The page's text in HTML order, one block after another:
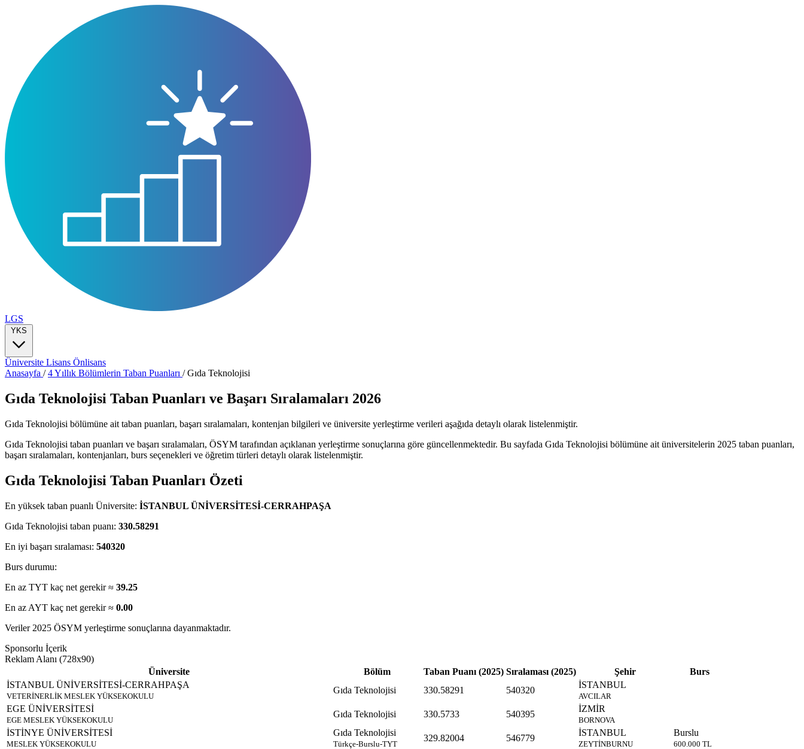
LGS
YKS
Üniversite Lisans Önlisans
Anasayfa /4 Yıllık Bölümlerin Taban Puanları /Gıda Teknolojisi
Gıda Teknolojisi Taban Puanları ve Başarı Sıralamaları 2026
Gıda Teknolojisi bölümüne ait taban puanları, başarı sıralamaları, kontenjan bilgileri ve üniversite yerleştirme verileri aşağıda detaylı olarak listelenmiştir.
Gıda Teknolojisi taban puanları ve başarı sıralamaları, ÖSYM tarafından açıklanan yerleştirme sonuçlarına göre güncellenmektedir. Bu sayfada Gıda Teknolojisi bölümüne ait üniversitelerin 2025 taban puanları,
başarı sıralamaları, kontenjanları, burs seçenekleri ve öğretim türleri detaylı olarak listelenmiştir.
Gıda Teknolojisi Taban Puanları Özeti
En yüksek taban puanlı Üniversite: İSTANBUL ÜNİVERSİTESİ-CERRAHPAŞA
Gıda Teknolojisi taban puanı: 330.58291
En iyi başarı sıralaması: 540320
Burs durumu:
En az TYT kaç net gerekir ≈ 39.25
En az AYT kaç net gerekir ≈ 0.00
Veriler 2025 ÖSYM yerleştirme sonuçlarına dayanmaktadır.
Sponsorlu İçerik
Reklam Alanı (728x90)
Üniversite
Bölüm Taban Puanı (2025) Sıralaması (2025) Şehir
Burs
İSTANBUL ÜNİVERSİTESİ-CERRAHPAŞA
VETERİNERLİK MESLEK YÜKSEKOKULU
Gıda Teknolojisi 330.58291 540320
İSTANBUL
AVCILAR
EGE ÜNİVERSİTESİ
EGE MESLEK YÜKSEKOKULU
Gıda Teknolojisi 330.5733 540395
İZMİR
BORNOVA
İSTİNYE ÜNİVERSİTESİ
MESLEK YÜKSEKOKULU
Gıda Teknolojisi
Türkçe-Burslu-TYT
329.82004 546779
İSTANBUL
ZEYTİNBURNU
Burslu
600.000 TL